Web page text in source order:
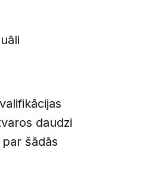
daudzi
šādās